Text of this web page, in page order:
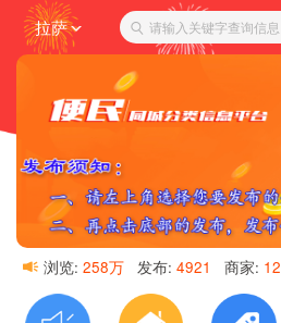
拉萨 请输入关键字查询信息
浏览: 258万 发布: 4921 商家: 12